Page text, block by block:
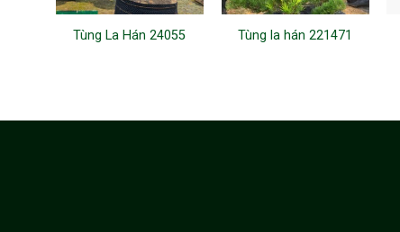
Tùng La Hán 24055 Tùng la hán 221471